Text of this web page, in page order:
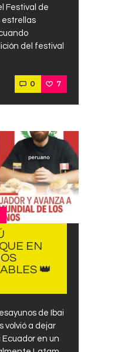
Festival de
estrellas
del festival
0 7
EN
👑
de Ibai
volvió a dejar
en un